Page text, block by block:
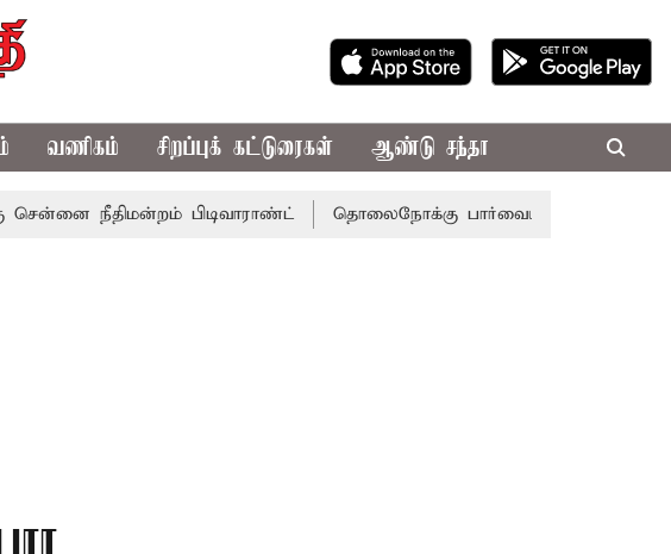
வணிகம் சிறப்புக் கட்டுரைகள் ஆண்டு சந்தா
பிடிவாராண்ட் தொலைநோக்கு பார்வையுடன் கூடிய வேளாண்